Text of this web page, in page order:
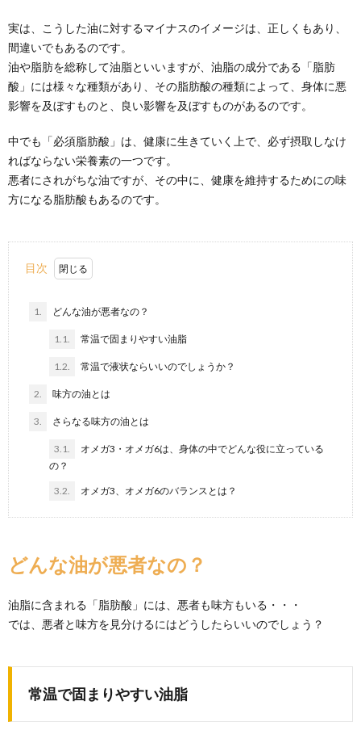
実は、こうした油に対するマイナスのイメージは、正しくもあり、
間違いでもあるのです。
油や脂肪を総称して油脂といいますが、油脂の成分である「脂肪
酸」には様々な種類があり、その脂肪酸の種類によって、身体に悪
影響を及ぼすものと、良い影響を及ぼすものがあるのです。
中でも「必須脂肪酸」は、健康に生きていく上で、必ず摂取しなけ
ればならない栄養素の一つです。
悪者にされがちな油ですが、その中に、健康を維持するためにの味
方になる脂肪酸もあるのです。
目次
1. どんな油が悪者なの？
1.1. 常温で固まりやすい油脂
1.2. 常温で液状ならいいのでしょうか？
2. 味方の油とは
3. さらなる味方の油とは
3.1.
オメガ3・オメガ6は、身体の中でどんな役に立っている
の？
3.2. オメガ3、オメガ6のバランスとは？
どんな油が悪者なの？
油脂に含まれる「脂肪酸」には、悪者も味方もいる・・・
では、悪者と味方を見分けるにはどうしたらいいのでしょう？
常温で固まりやすい油脂